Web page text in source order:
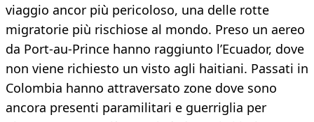
viaggio ancor più pericoloso, una delle rotte
migratorie più rischiose al mondo. Preso un aereo
da Port-au-Prince hanno raggiunto l’Ecuador, dove
non viene richiesto un visto agli haitiani. Passati in
Colombia hanno attraversato zone dove sono
ancora presenti paramilitari e guerriglia per